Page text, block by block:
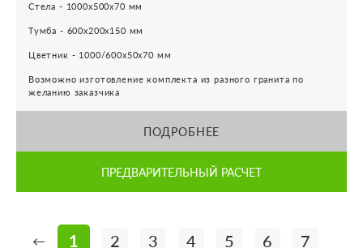
Стела - 1000х500х70 мм
Тумба - 600х200х150 мм
Цветник - 1000/600х50х70 мм
Возможно изготовление комплекта из разного гранита по
желанию заказчика
ПОДРОБНЕЕ
ПРЕДВАРИТЕЛЬНЫЙ РАСЧЕТ
← 1 2 3 4 5 6 7